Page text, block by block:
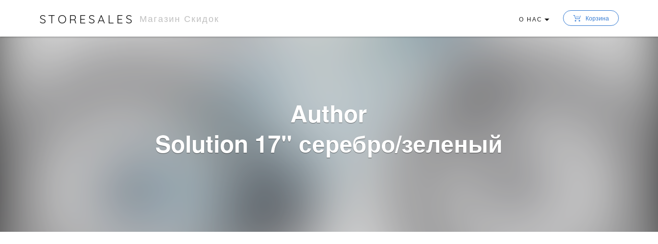
STORESALES Магазин Скидок О НАС Корзина
Author
Solution 17" серебро/зеленый